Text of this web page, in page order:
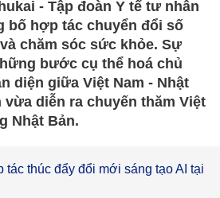
- Tập đoàn Y tế tư nhân
bố hợp tác chuyển đổi số
chăm sóc sức khỏe. Sự
bước cụ thể hoá chủ
diện giữa Việt Nam - Nhật
diễn ra chuyến thăm Việt
Nhật Bản.
tác thúc đẩy đổi mới sáng tạo AI tại